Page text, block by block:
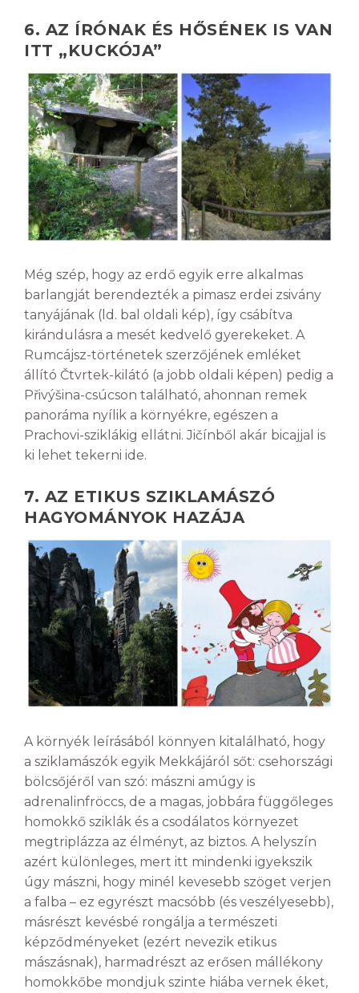
6. AZ ÍRÓNAK ÉS HŐSÉNEK IS VAN
ITT „KUCKÓJA”
Még szép, hogy az erdő egyik erre alkalmas
barlangját berendezték a pimasz erdei zsivány
tanyájának (ld. bal oldali kép), így csábítva
kirándulásra a mesét kedvelő gyerekeket. A
Rumcájsz-történetek szerzőjének emléket
állító Čtvrtek-kilátó (a jobb oldali képen) pedig a
Přivýšina-csúcson található, ahonnan remek
panoráma nyílik a környékre, egészen a
Prachovi-sziklákig ellátni. Jičínből akár bicajjal is
ki lehet tekerni ide.
7. AZ ETIKUS SZIKLAMÁSZÓ
HAGYOMÁNYOK HAZÁJA
A környék leírásából könnyen kitalálható, hogy
a sziklamászók egyik Mekkájáról sőt: csehországi
bölcsőjéről van szó: mászni amúgy is
adrenalinfröccs, de a magas, jobbára függőleges
homokkő sziklák és a csodálatos környezet
megtriplázza az élményt, az biztos. A helyszín
azért különleges, mert itt mindenki igyekszik
úgy mászni, hogy minél kevesebb szöget verjen
a falba – ez egyrészt macsóbb (és veszélyesebb),
másrészt kevésbé rongálja a természeti
képződményeket (ezért nevezik etikus
mászásnak), harmadrészt az erősen mállékony
homokkőbe mondjuk szinte hiába vernek éket,